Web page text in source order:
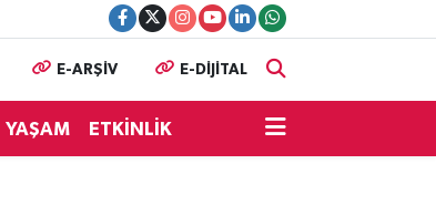
E-ARŞİV E-DİJİTAL
YAŞAM ETKİNLİK